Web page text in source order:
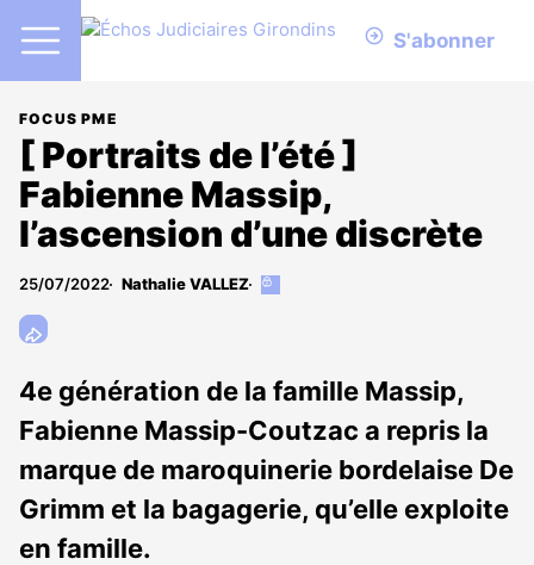
S'abonner
FOCUS PME
[ Portraits de l’été ]
Fabienne Massip,
l’ascension d’une discrète
25/07/2022 Nathalie VALLEZ
Cet
aux
abonnés
4e génération de la famille Massip,
Fabienne Massip-Coutzac a repris la
marque de maroquinerie bordelaise De
Grimm et la bagagerie, qu’elle exploite
en famille.